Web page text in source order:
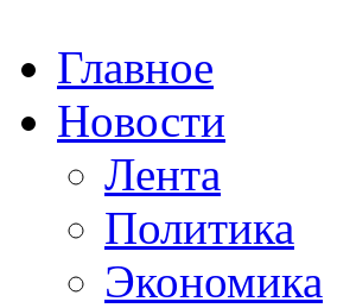
Главное
Новости
Лента
Политика
Экономика